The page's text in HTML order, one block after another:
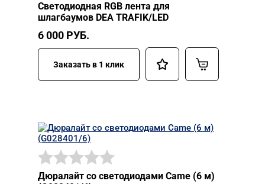
Светодиодная RGB лента для
шлагбаумов DEA TRAFIK/LED
6 000 РУБ.
Заказать в 1 клик
Дюралайт со светодиодами Came (6 м)